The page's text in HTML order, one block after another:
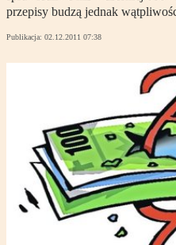
przepisy budzą jednak
Publikacja: 02.12.2011 07:38